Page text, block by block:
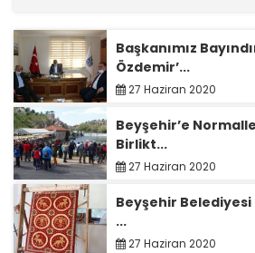
Başkanımız
Özdemir’...
27 Haziran 2020
Beyşehir’e
Birlikt...
27 Haziran 2020
Beyşehir Belediyesi
...
27 Haziran 2020